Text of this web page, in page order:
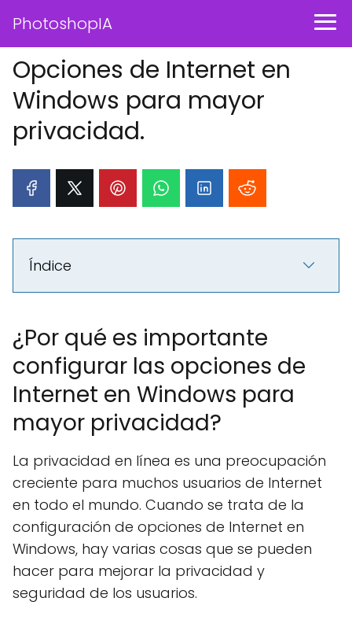
PhotoshopIA
Opciones de Internet en
Windows para mayor
privacidad.
Índice
¿Por qué es importante
configurar las opciones de
Internet en Windows para
mayor privacidad?
La privacidad en línea es una preocupación
creciente para muchos usuarios de Internet
en todo el mundo. Cuando se trata de la
configuración de opciones de Internet en
Windows, hay varias cosas que se pueden
hacer para mejorar la privacidad y
seguridad de los usuarios.